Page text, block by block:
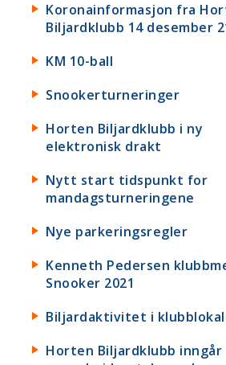
Koronainformasjon fra
Biljardklubb 14 desember
KM 10-ball
Snookerturneringer
Horten Biljardklubb i ny
elektronisk drakt
Nytt start tidspunkt for
mandagsturneringene
Nye parkeringsregler
Kenneth Pedersen
Snooker 2021
Biljardaktivitet i
Horten Biljardklubb inngår